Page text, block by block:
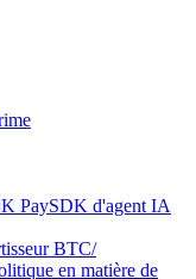
PaySDK d'agent IA
BTC/
en matière de